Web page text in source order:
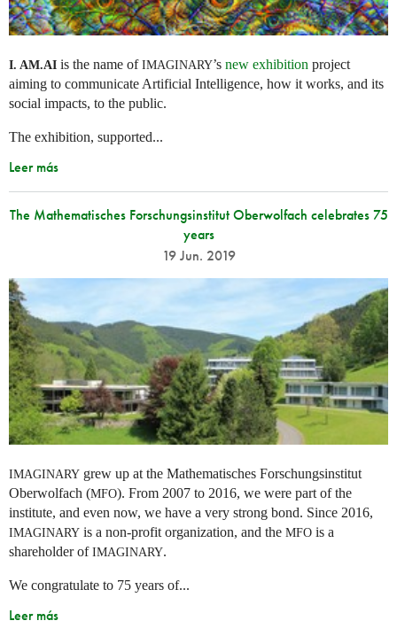
I. AM.AI is the name ofIMAGINARY’s new exhibition project
aiming to communicate Artificial Intelligence, how it works, and its
social impacts, to the public.
The exhibition, supported...
Leer más
The Mathematisches Forschungsinstitut Oberwolfach celebrates 75
years
19 Jun. 2019
IMAGINARY grew up at the Mathematisches Forschungsinstitut
Oberwolfach (MFO). From 2007 to 2016, we were part of the
institute, and even now, we have a very strong bond. Since 2016,
IMAGINARY is a non-profit organization, and the MFO is a
shareholder ofIMAGINARY.
We congratulate to 75 years of...
Leer más